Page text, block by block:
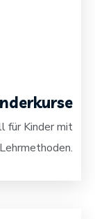
für Kinder mit